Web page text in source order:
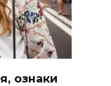
ознаки